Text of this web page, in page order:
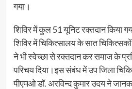
गया।
शिविर में कुल 51 यूनिट रक्तदान किया
शिविर में चिकित्सालय के सात
ने भी स्वेच्छा से रक्तदान कर समाज के
परिचय दिया।इस संबंध में उप जिला
पीएमओ डॉ. अरविन्द कुमार उदय ने